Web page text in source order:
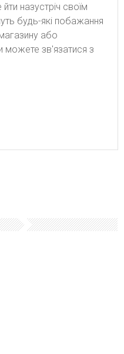
назустріч своїм
будь-які побажання
або
можете зв'язатися з